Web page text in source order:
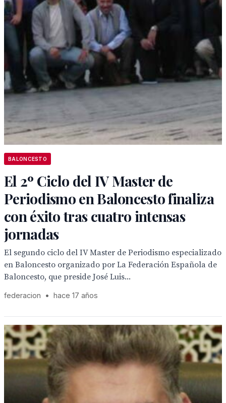
BALONCESTO
El 2º Ciclo del IV Master de
Periodismo en Baloncesto finaliza
con éxito tras cuatro intensas
jornadas
El segundo ciclo del IV Master de Periodismo especializado
en Baloncesto organizado por La Federación Española de
Baloncesto, que preside José Luis...
federacion • hace 17 años